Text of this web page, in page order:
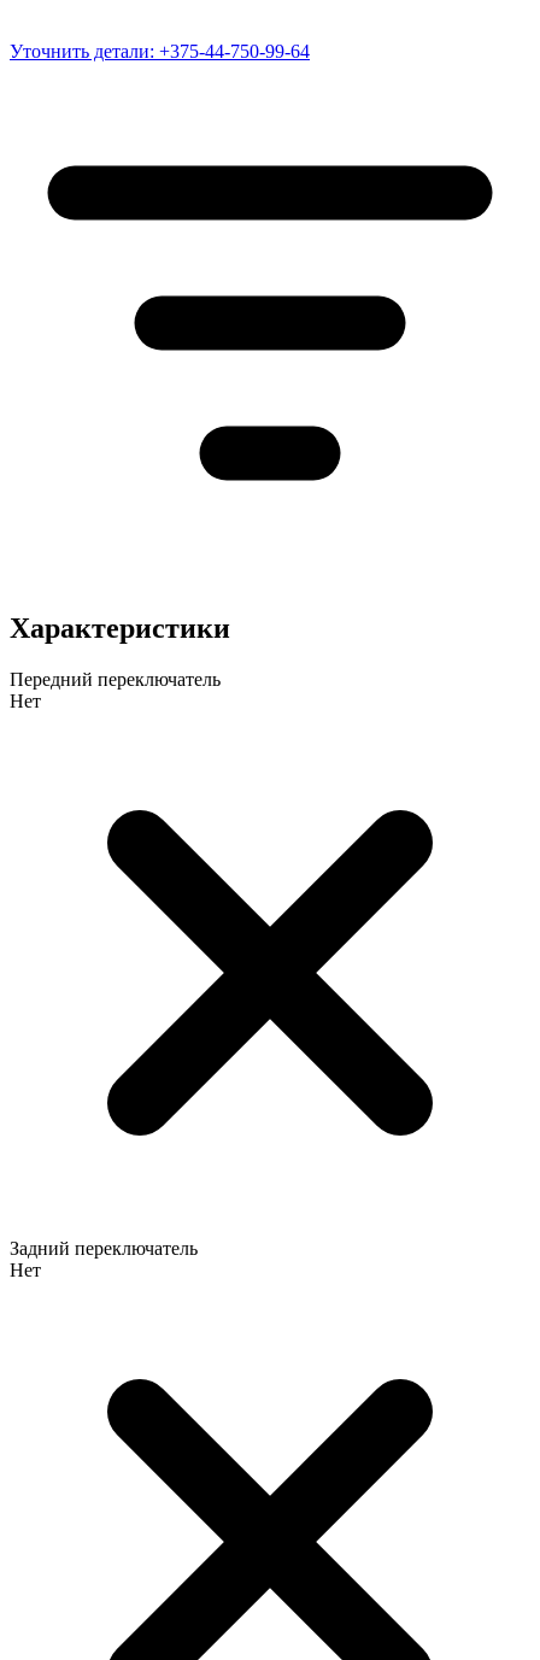
Уточнить детали: +375-44-750-99-64
Характеристики
Передний переключатель
Нет
Задний переключатель
Нет